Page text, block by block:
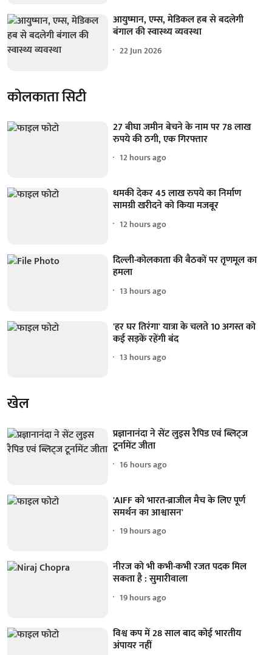
आयुष्मान, एम्स, मेडिकल हब से बदलेगी
बंगाल की स्वास्थ्य व्यवस्था
22 Jun 2026
कोलकाता सिटी
27 बीघा जमीन बेचने के नाम पर 78 लाख
रुपये की ठगी, एक गिरफ्तार
12 hours ago
धमकी देकर 45 लाख रुपये का निर्माण
सामग्री खरीदने को किया मजबूर
12 hours ago
दिल्ली-कोलकाता की बैठकों पर तृणमूल का
हमला
13 hours ago
'हर घर तिरंगा' यात्रा के चलते 10 अगस्त को
कई सड़कें रहेंगी बंद
13 hours ago
खेल
प्रज्ञानानंदा ने सेंट लुइस रैपिड एवं ब्लिट्ज
टूर्नामेंट जीता
16 hours ago
'AIFF को भारत-ब्राजील मैच के लिए पूर्ण
समर्थन का आश्वासन'
19 hours ago
नीरज को भी कभी-कभी रजत पदक मिल
सकता है : सुमारीवाला
19 hours ago
विश्व कप में 28 साल बाद कोई भारतीय
अंपायर नहीं